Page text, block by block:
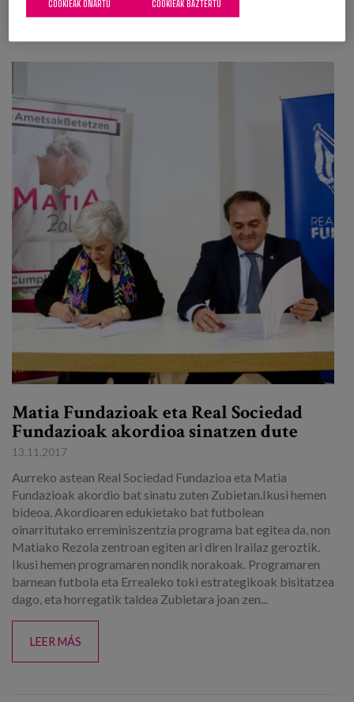
Matia Fundazioak eta Real Sociedad
Fundazioak akordioa sinatzen dute
13.11.2017
Aurreko astean Real Sociedad Fundazioa eta Matia
Fundazioak akordio bat sinatu zuten Zubietan.Ikusi hemen
bideoa. Akordioaren edukietako bat futbolean
oinarritutako erreminiszentzia programa bat egitea da, non
Matiako Rezola zentroan egiten ari diren Irailaz geroztik.
Ikusi hemen programaren nondik norakoak. Programaren
barnean futbola eta Errealeko toki estrategikoak bisitatzea
dago, eta horregatik taldea Zubietara joan zen...
LEER MÁS
COOKIEAK BAZTERTU
COOKIEAK ONARTU